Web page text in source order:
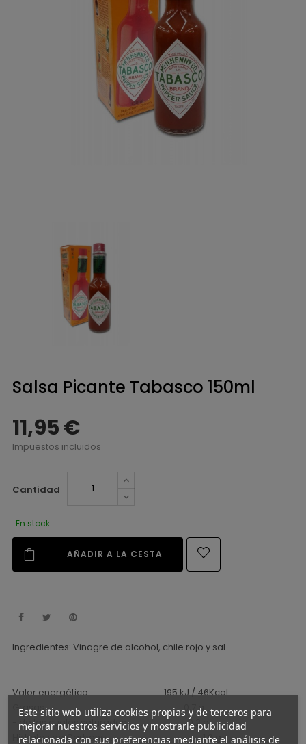
Salsa Picante Tabasco 150ml
11,95 €
Impuestos incluidos
Cantidad
En stock
AÑADIR A LA CESTA
Ingredientes: Vinagre de alcohol, chile rojo y sal.
Valor energético.................................... 195 kJ / 46Kcal
Grasas................................................................... 0,7 g
- de las cuales saturadas............................. 0,2 g
Hidratos de Carbono.............................................. 1,6 g
Este sitio web utiliza cookies propias y de terceros para
mejorar nuestros servicios y mostrarle publicidad
relacionada con sus preferencias mediante el análisis de